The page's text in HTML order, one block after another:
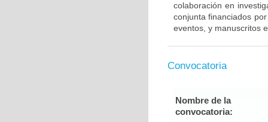
colaboración en
conjunta financiados
eventos, y manuscritos
Convocatoria
Nombre de la
convocatoria: